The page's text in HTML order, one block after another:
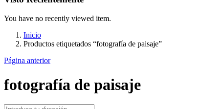
You have no recently viewed item.
Inicio
Productos etiquetados “fotografía de paisaje”
Página anterior
fotografía de paisaje